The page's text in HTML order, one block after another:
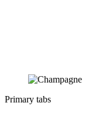
Primary tabs